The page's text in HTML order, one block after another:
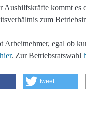
Aushilfskräfte kommt es
zum
Arbeitnehmer, egal ob
hier. Zur Betriebsratswahl
tweet